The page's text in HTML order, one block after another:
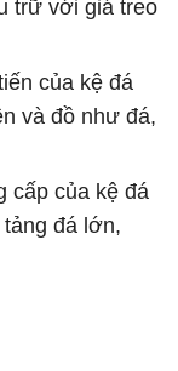
trữ với giá treo
của kệ đá
và đồ như đá,
cấp của kệ đá
đá lớn,